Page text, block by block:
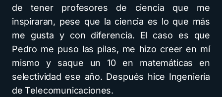
de tener profesores de ciencia que me
inspiraran, pese que la ciencia es lo que más
me gusta y con diferencia. El caso es que
Pedro me puso las pilas, me hizo creer en mí
mismo y saque un 10 en matemáticas en
selectividad ese año. Después hice Ingeniería
de Telecomunicaciones.